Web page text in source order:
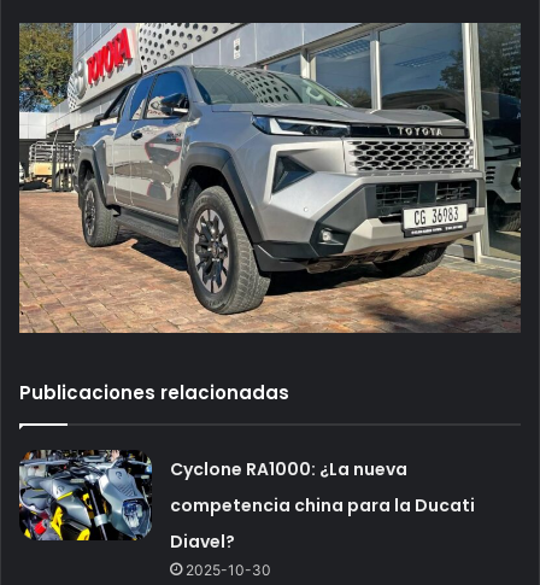
Publicaciones relacionadas
Cyclone RA1000: ¿La nueva
competencia china para la Ducati
Diavel?
2025-10-30